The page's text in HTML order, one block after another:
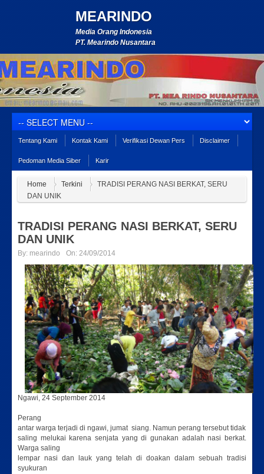
MEARINDO
Media Orang Indonesia
PT. Mearindo Nusantara
Tentang Kami Kontak Kami Verifikasi Dewan Pers Disclaimer
Pedoman Media Siber Karir
Home Terkini
TRADISI PERANG NASI BERKAT, SERU
DAN UNIK
TRADISI PERANG NASI BERKAT, SERU
DAN UNIK
By: mearindo On: 24/09/2014
Ngawi, 24 September 2014
Perang
antar warga terjadi di ngawi, jumat siang. Namun perang tersebut tidak
saling melukai karena senjata yang di gunakan adalah nasi berkat.
Warga saling
lempar nasi dan lauk yang telah di doakan dalam sebuah tradisi
syukuran